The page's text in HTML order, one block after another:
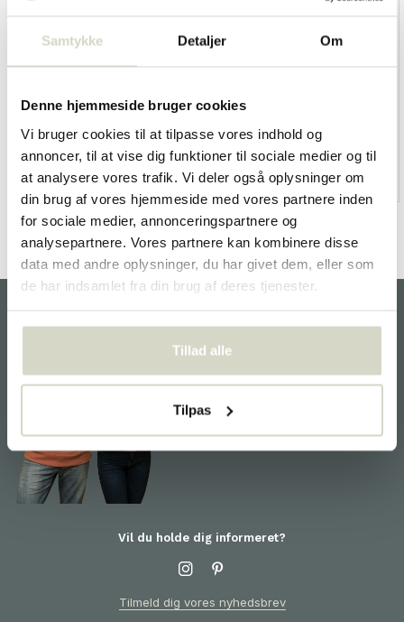
Samtykke Detaljer Om
Denne hjemmeside bruger cookies
Vi bruger cookies til at tilpasse vores indhold og
annoncer, til at vise dig funktioner til sociale medier og til
at analysere vores trafik. Vi deler også oplysninger om
din brug af vores hjemmeside med vores partnere inden
for sociale medier, annonceringspartnere og
analysepartnere. Vores partnere kan kombinere disse
data med andre oplysninger, du har givet dem, eller som
de har indsamlet fra din brug af deres tjenester.
Tillad alle
Tilpas
HKliving Living and Company
kunde service
og er klar til dig! For
information om produkter eller
din ordre bedes du kontakte
kundeservice
Vil du holde dig informeret?
Tilmeld dig vores nyhedsbrev